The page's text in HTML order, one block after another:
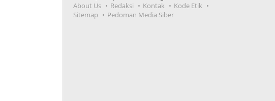
About Us
Redaksi Kontak
Kode Etik
Sitemap
Pedoman Media Siber